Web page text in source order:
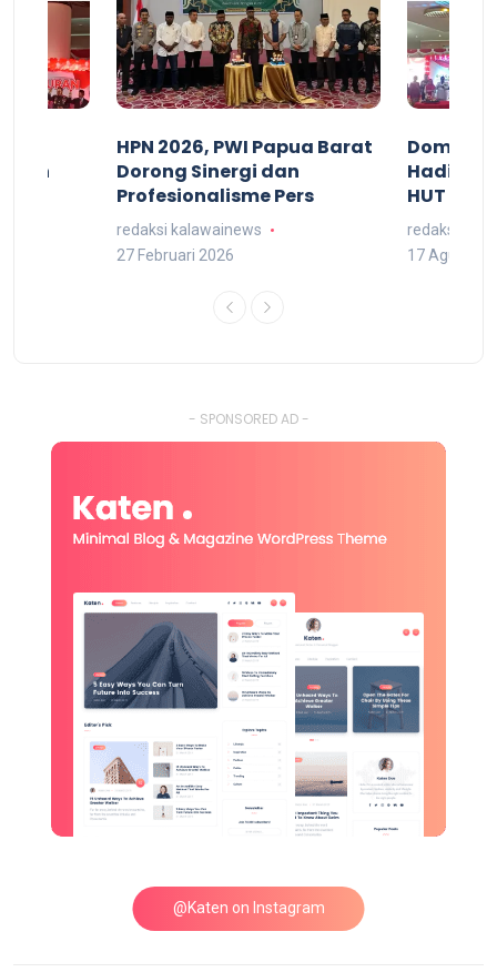
HPN 2026, PWI Papua Barat
Dorong Sinergi dan
Profesionalisme Pers
redaksi kalawainews
27 Februari 2026
Hadiri
HUT RI
redaksi
17 Agustus
- SPONSORED AD -
@Katen on Instagram